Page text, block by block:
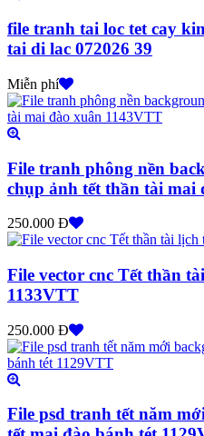
file tranh tai loc tet cay
tai di lac 072026 39
Miễn phí
File tranh phông nền
chụp ảnh tết thần tài mai
250.000 Đ
File vector cnc Tết thần
1133VTT
250.000 Đ
File psd tranh tết năm